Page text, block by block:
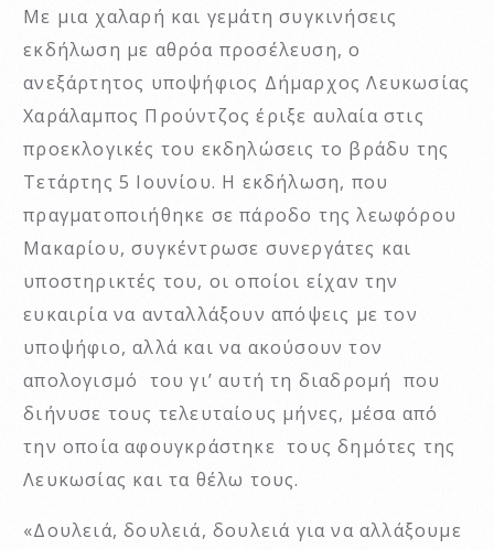
Με μια χαλαρή και γεμάτη συγκινήσεις
εκδήλωση με αθρόα προσέλευση, ο
ανεξάρτητος υποψήφιος Δήμαρχος Λευκωσίας
Χαράλαμπος Προύντζος έριξε αυλαία στις
προεκλογικές του εκδηλώσεις το βράδυ της
Τετάρτης 5 Ιουνίου. Η εκδήλωση, που
πραγματοποιήθηκε σε πάροδο της λεωφόρου
Μακαρίου, συγκέντρωσε συνεργάτες και
υποστηρικτές του, οι οποίοι είχαν την
ευκαιρία να ανταλλάξουν απόψεις με τον
υποψήφιο, αλλά και να ακούσουν τον
απολογισμό του γι’ αυτή τη διαδρομή που
διήνυσε τους τελευταίους μήνες, μέσα από
την οποία αφουγκράστηκε τους δημότες της
Λευκωσίας και τα θέλω τους.
«Δουλειά, δουλειά, δουλειά για να αλλάξουμε